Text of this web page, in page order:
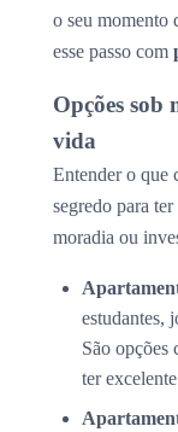
o seu momento
esse passo com
Opções sob
vida
Entender o que
segredo para
moradia ou
estudantes,
São opções
ter